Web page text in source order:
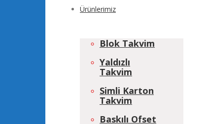
Ürünlerimiz
Blok Takvim
Yaldızlı
Takvim
Simli Karton
Takvim
Baskılı Ofset